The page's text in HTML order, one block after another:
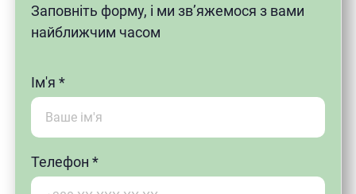
Заповніть форму, і ми зв’яжемося з вами
найближчим часом
Ім'я *
Телефон *